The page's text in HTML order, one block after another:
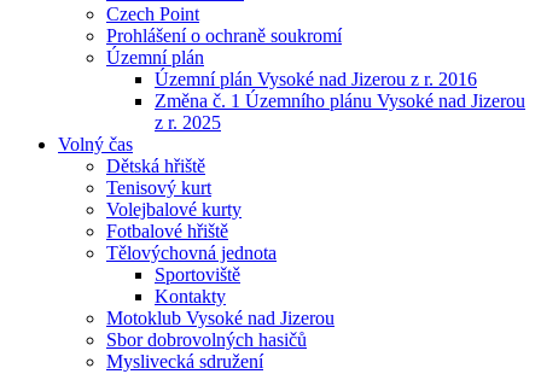
Czech Point
Prohlášení o ochraně soukromí
Územní plán
Územní plán Vysoké nad Jizerou z r. 2016
Změna č. 1 Územního plánu Vysoké nad Jizerou
z r. 2025
Volný čas
Dětská hřiště
Tenisový kurt
Volejbalové kurty
Fotbalové hřiště
Tělovýchovná jednota
Sportoviště
Kontakty
Motoklub Vysoké nad Jizerou
Sbor dobrovolných hasičů
Myslivecká sdružení